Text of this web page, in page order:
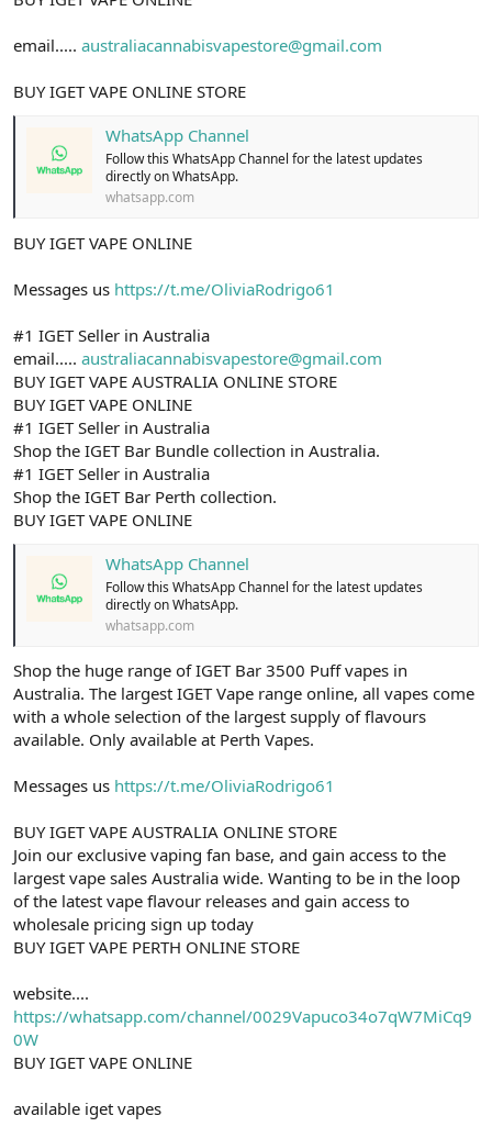
email..... australiacannabisvapestore@gmail.com
BUY IGET VAPE ONLINE STORE
WhatsApp Channel
Follow this WhatsApp Channel for the latest updates
directly on WhatsApp.
whatsapp.com
BUY IGET VAPE ONLINE
Messages us https://t.me/OliviaRodrigo61
#1 IGET Seller in Australia
email..... australiacannabisvapestore@gmail.com
BUY IGET VAPE AUSTRALIA ONLINE STORE
BUY IGET VAPE ONLINE
#1 IGET Seller in Australia
Shop the IGET Bar Bundle collection in Australia.
#1 IGET Seller in Australia
Shop the IGET Bar Perth collection.
BUY IGET VAPE ONLINE
WhatsApp Channel
Follow this WhatsApp Channel for the latest updates
directly on WhatsApp.
whatsapp.com
Shop the huge range of IGET Bar 3500 Puff vapes in
Australia. The largest IGET Vape range online, all vapes come
with a whole selection of the largest supply of flavours
available. Only available at Perth Vapes.
Messages us https://t.me/OliviaRodrigo61
BUY IGET VAPE AUSTRALIA ONLINE STORE
Join our exclusive vaping fan base, and gain access to the
largest vape sales Australia wide. Wanting to be in the loop
of the latest vape flavour releases and gain access to
wholesale pricing sign up today
BUY IGET VAPE PERTH ONLINE STORE
website....
https://whatsapp.com/channel/0029Vapuco34o7qW7MiCq9
0W
BUY IGET VAPE ONLINE
available iget vapes